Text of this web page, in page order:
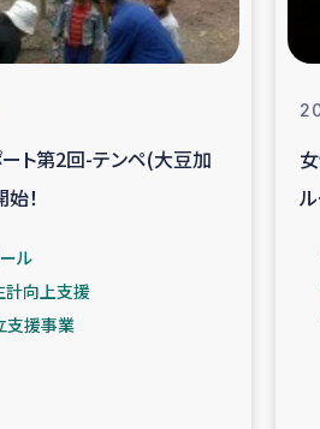
ェクト
ガザ人道支援
タイ国境ミャンマー移民子ど
ト第2回-テンペ(大豆加
！
ル
計向上支援
支援事業